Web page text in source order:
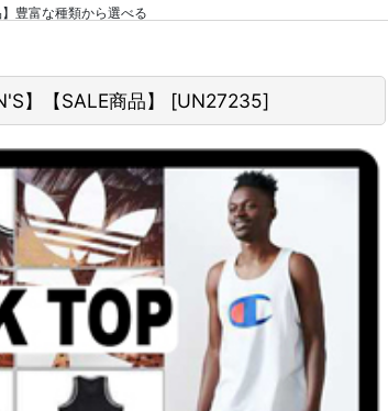
豊富な種類から選べる
】【SALE商品】 [UN27235]